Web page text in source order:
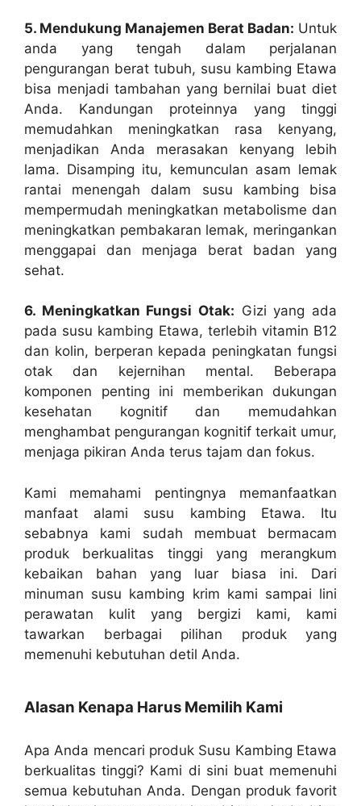
5. Mendukung Manajemen Berat Badan: Untuk
anda yang tengah dalam perjalanan
pengurangan berat tubuh, susu kambing Etawa
bisa menjadi tambahan yang bernilai buat diet
Anda. Kandungan proteinnya yang tinggi
memudahkan meningkatkan rasa kenyang,
menjadikan Anda merasakan kenyang lebih
lama. Disamping itu, kemunculan asam lemak
rantai menengah dalam susu kambing bisa
mempermudah meningkatkan metabolisme dan
meningkatkan pembakaran lemak, meringankan
menggapai dan menjaga berat badan yang
sehat.
6. Meningkatkan Fungsi Otak: Gizi yang ada
pada susu kambing Etawa, terlebih vitamin B12
dan kolin, berperan kepada peningkatan fungsi
otak dan kejernihan mental. Beberapa
komponen penting ini memberikan dukungan
kesehatan kognitif dan memudahkan
menghambat pengurangan kognitif terkait umur,
menjaga pikiran Anda terus tajam dan fokus.
Kami memahami pentingnya memanfaatkan
manfaat alami susu kambing Etawa. Itu
sebabnya kami sudah membuat bermacam
produk berkualitas tinggi yang merangkum
kebaikan bahan yang luar biasa ini. Dari
minuman susu kambing krim kami sampai lini
perawatan kulit yang bergizi kami, kami
tawarkan berbagai pilihan produk yang
memenuhi kebutuhan detil Anda.
Alasan Kenapa Harus Memilih Kami
Apa Anda mencari produk Susu Kambing Etawa
berkualitas tinggi? Kami di sini buat memenuhi
semua kebutuhan Anda. Dengan produk favorit